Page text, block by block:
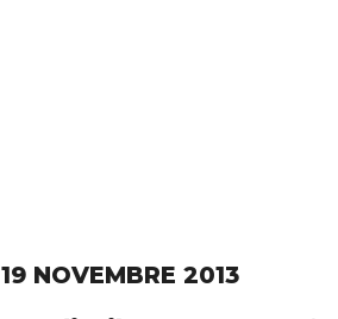
19 NOVEMBRE 2013